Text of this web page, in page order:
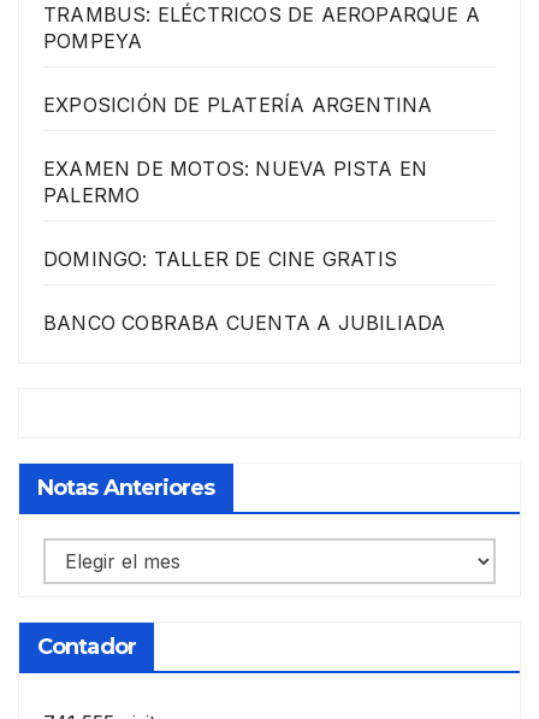
TRAMBUS: ELÉCTRICOS DE AEROPARQUE A
POMPEYA
EXPOSICIÓN DE PLATERÍA ARGENTINA
EXAMEN DE MOTOS: NUEVA PISTA EN
PALERMO
DOMINGO: TALLER DE CINE GRATIS
BANCO COBRABA CUENTA A JUBILIADA
Notas Anteriores
Notas
anteriores
Contador